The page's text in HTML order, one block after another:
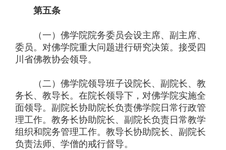
第五条
（一）佛学院院务委员会设主席、副主席、
委员。对佛学院重大问题进行研究决策。接受四
川省佛教协会领导。
（二）佛学院领导班子设院长、副院长、教
务长、教导长。在院长领导下，对佛学院实施全
面领导。副院长协助院长负责佛学院日常行政管
理工作。教务长协助院长、副院长负责日常教学
组织和院务管理工作。教导长协助院长、副院长
负责法师、学僧的戒行督导。